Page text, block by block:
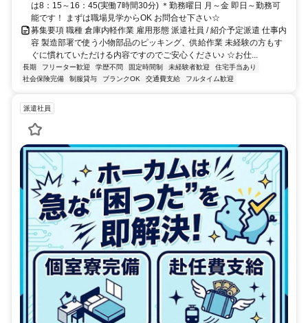
は8：15～16：45(実働7時間30分) ＊勤務曜日 月～金 即日～勤務可
能です！ まずは職場見学からOK お問合せ下さい☆
募集要項 職種 倉庫内軽作業 雇用形態 派遣社員 / 紹介予定派遣 仕事内
容 製造部署で使う小物部品のピッキング、供給作業 未経験の方もす
ぐに慣れていただける内容ですのでご安心ください♪ ☆お仕...
長期 フリーター歓迎 学歴不問 固定時間制 未経験者歓迎
住宅手当あり
社会保険完備
制服貸与 ブランクOK 交通費支給 フルタイム歓迎
派遣社員